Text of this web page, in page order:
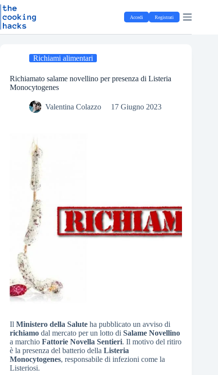
S
t
Salta
al
contenuto
Accedi Registrati
Richiami alimentari
Richiamato salame novellino per presenza di Listeria
Monocytogenes
Valentina Colazzo 17 Giugno 2023
Il Ministero della Salute ha pubblicato un avviso di
richiamo dal mercato per un lotto di Salame Novellino
a marchio Fattorie Novella Sentieri. Il motivo del ritiro
è la presenza del batterio della Listeria
Monocytogenes, responsabile di infezioni come la
Listeriosi.